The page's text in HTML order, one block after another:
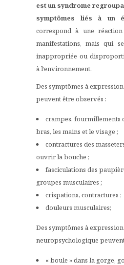
est un syndrome
symptômes liés à un
correspond à une
manifestations, mais qui
inappropriée ou
à l’environnement.
Des symptômes à
peuvent être observés :
crampes, fourmillements
bras, les mains et le visage ;
contractures des
ouvrir la bouche ;
fasciculations des
groupes musculaires ;
crispations, contractures ;
douleurs musculaires;
Des symptômes à expression
neuropsychologique
« boule » dans la gorge,